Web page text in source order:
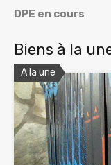
DPE en cours
Biens à la
A la une